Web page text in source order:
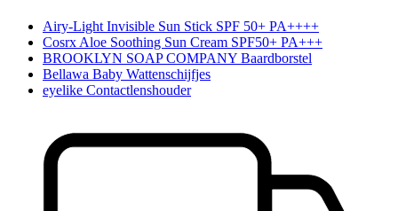
Airy-Light Invisible Sun Stick SPF 50+ PA++++
Cosrx Aloe Soothing Sun Cream SPF50+ PA+++
BROOKLYN SOAP COMPANY Baardborstel
Bellawa Baby Wattenschijfjes
eyelike Contactlenshouder